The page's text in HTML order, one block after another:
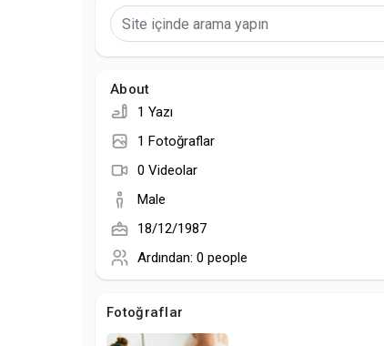
Global News
About
1 Yazı
1 Fotoğraflar
0 Videolar
Male
18/12/1987
Ardından: 0 people
Fotoğraflar